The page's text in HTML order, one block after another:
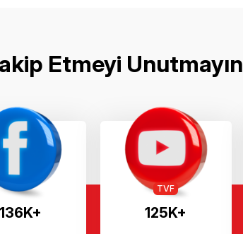
Etmeyi Unutmayın
136K+ 125K+
TVF